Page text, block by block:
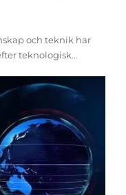
och teknik har
teknologisk
kylda bassäng', '...'